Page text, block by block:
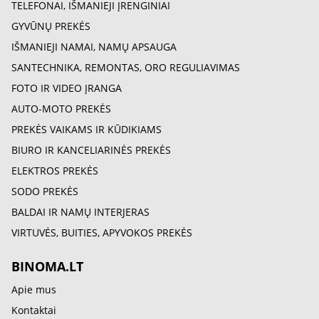
TELEFONAI, IŠMANIEJI ĮRENGINIAI
GYVŪNŲ PREKĖS
IŠMANIEJI NAMAI, NAMŲ APSAUGA
SANTECHNIKA, REMONTAS, ORO REGULIAVIMAS
FOTO IR VIDEO ĮRANGA
AUTO-MOTO PREKĖS
PREKĖS VAIKAMS IR KŪDIKIAMS
BIURO IR KANCELIARINĖS PREKĖS
ELEKTROS PREKĖS
SODO PREKĖS
BALDAI IR NAMŲ INTERJERAS
VIRTUVĖS, BUITIES, APYVOKOS PREKĖS
BINOMA.LT
Apie mus
Kontaktai